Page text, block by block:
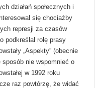
działań społecznych i
się chociażby
represji za czasów
podkreślał rolę prasy
„Aspekty” (obecnie
sposób nie wspomnieć o
w 1992 roku
raz powtórzę, że widać